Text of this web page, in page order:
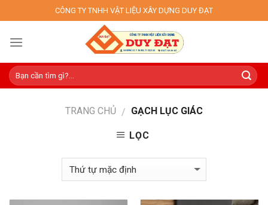
to
content
CÔNG TY TNHH VẬT LIỆU XÂY DỰNG DUY ĐẠT
TRANG CHỦ / GẠCH LỤC GIÁC
LỌC